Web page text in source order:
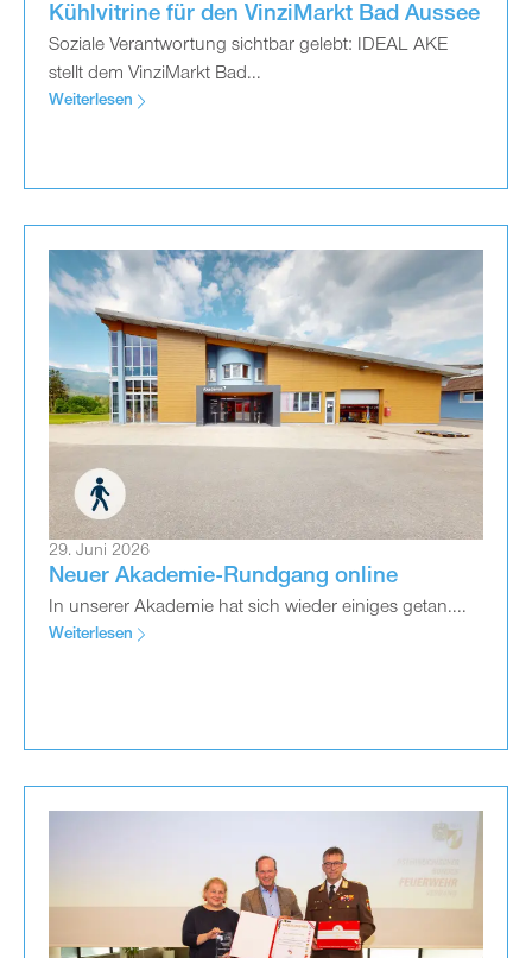
Kühlvitrine für den VinziMarkt Bad Aussee
Soziale Verantwortung sichtbar gelebt: IDEAL AKE
stellt dem VinziMarkt Bad...
Weiterlesen
29. Juni 2026
Neuer Akademie-Rundgang online
In unserer Akademie hat sich wieder einiges getan....
Weiterlesen